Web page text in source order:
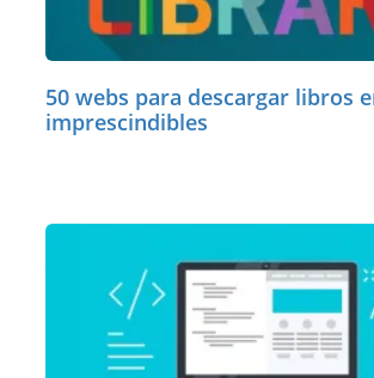
50 webs para descargar libros
imprescindibles